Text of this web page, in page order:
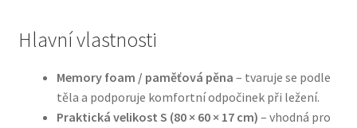
Konzervy a kapsičky pro psy
Hlavní vlastnosti
Memory foam / paměťová pěna – tvaruje se podle
těla a podporuje komfortní odpočinek při ležení.
Praktická velikost S (80 × 60 × 17 cm) – vhodná pro